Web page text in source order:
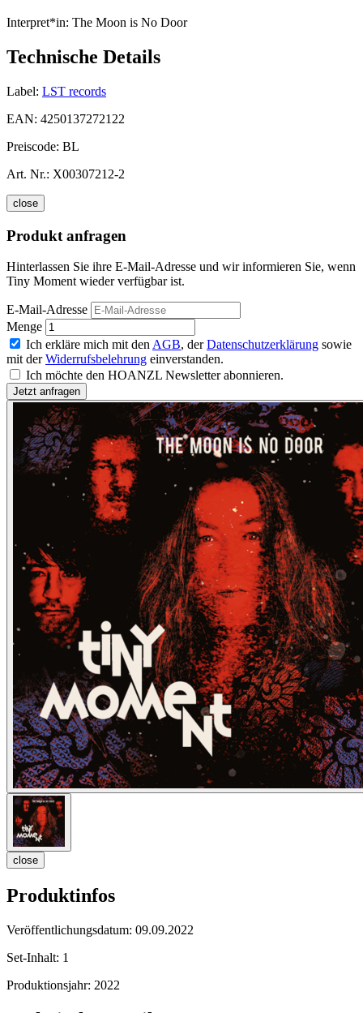
Interpret*in: The Moon is No Door
Technische Details
Label: LST records
EAN: 4250137272122
Preiscode: BL
Art. Nr.: X00307212-2
close
Produkt anfragen
Hinterlassen Sie ihre E-Mail-Adresse und wir informieren Sie, wenn
Tiny Moment wieder verfügbar ist.
E-Mail-Adresse
Menge
Ich erkläre mich mit den AGB, derDatenschutzerklärung sowie
mit derWiderrufsbelehrung einverstanden.
Ich möchte den HOANZL Newsletter abonnieren.
close
Produktinfos
Veröffentlichungsdatum: 09.09.2022
Set-Inhalt: 1
Produktionsjahr: 2022